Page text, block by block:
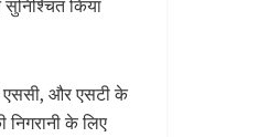
किया
एससी, और एसटी के
के लिए